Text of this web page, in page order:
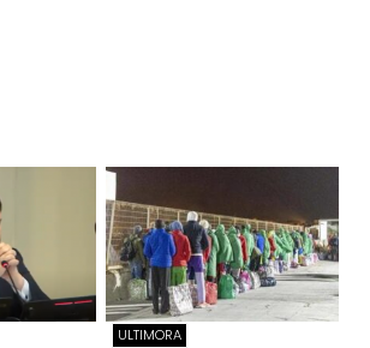
ULTIMORA